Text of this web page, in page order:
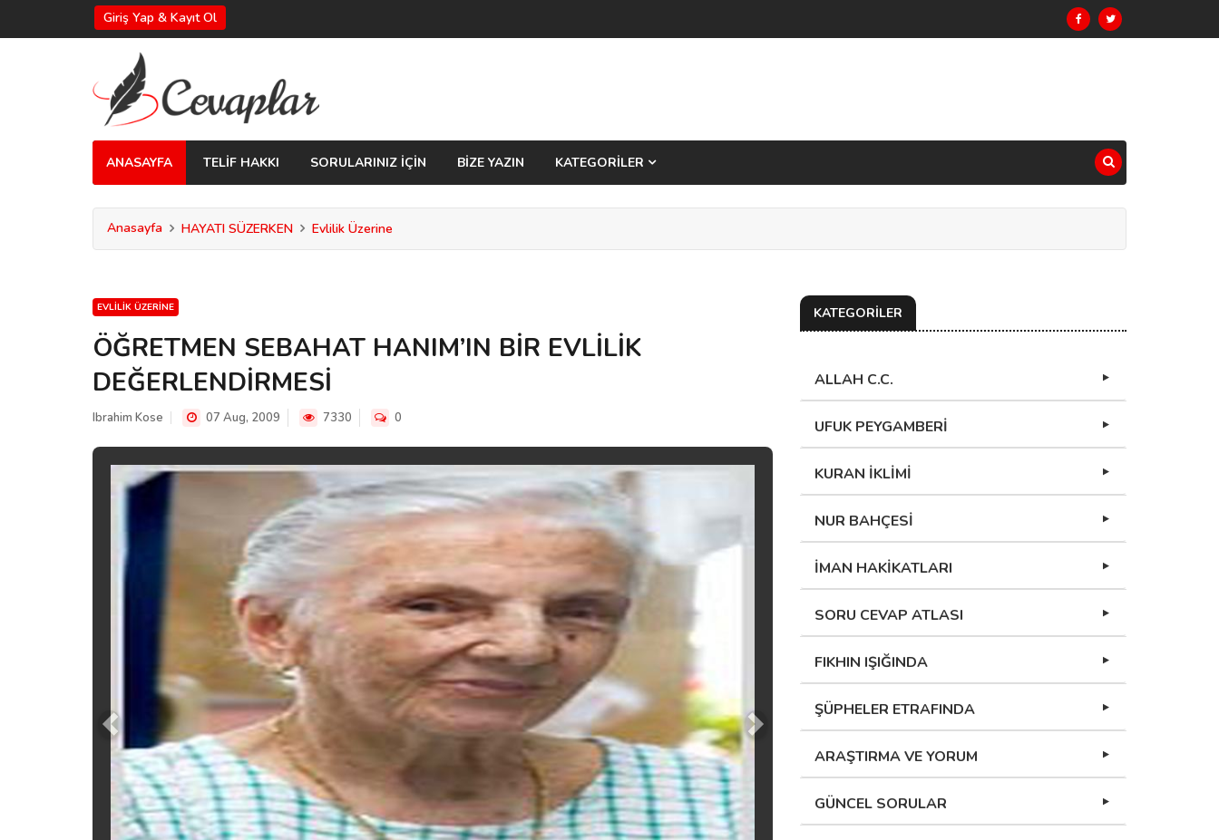
Giriş Yap & Kayıt Ol
ANASAYFA TELİF HAKKI SORULARINIZ İÇİN BİZE YAZIN KATEGORİLER
Anasayfa HAYATI SÜZERKEN Evlilik Üzerine
EVLILIK ÜZERINE
ÖĞRETMEN SEBAHAT HANIM’IN BİR EVLİLİK
DEĞERLENDİRMESİ
Ibrahim Kose 07 Aug, 2009 7330 0
KATEGORİLER
ALLAH C.C.
UFUK PEYGAMBERİ
KURAN İKLİMİ
NUR BAHÇESİ
İMAN HAKİKATLARI
SORU CEVAP ATLASI
FIKHIN IŞIĞINDA
ŞÜPHELER ETRAFINDA
ARAŞTIRMA VE YORUM
GÜNCEL SORULAR